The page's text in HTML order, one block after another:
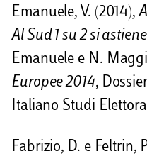
Emanuele, V. (2014),
Al Sud 1 su 2 si astiene
Emanuele e N.
Europee 2014,
Italiano Studi
Fabrizio, D. e Feltrin,